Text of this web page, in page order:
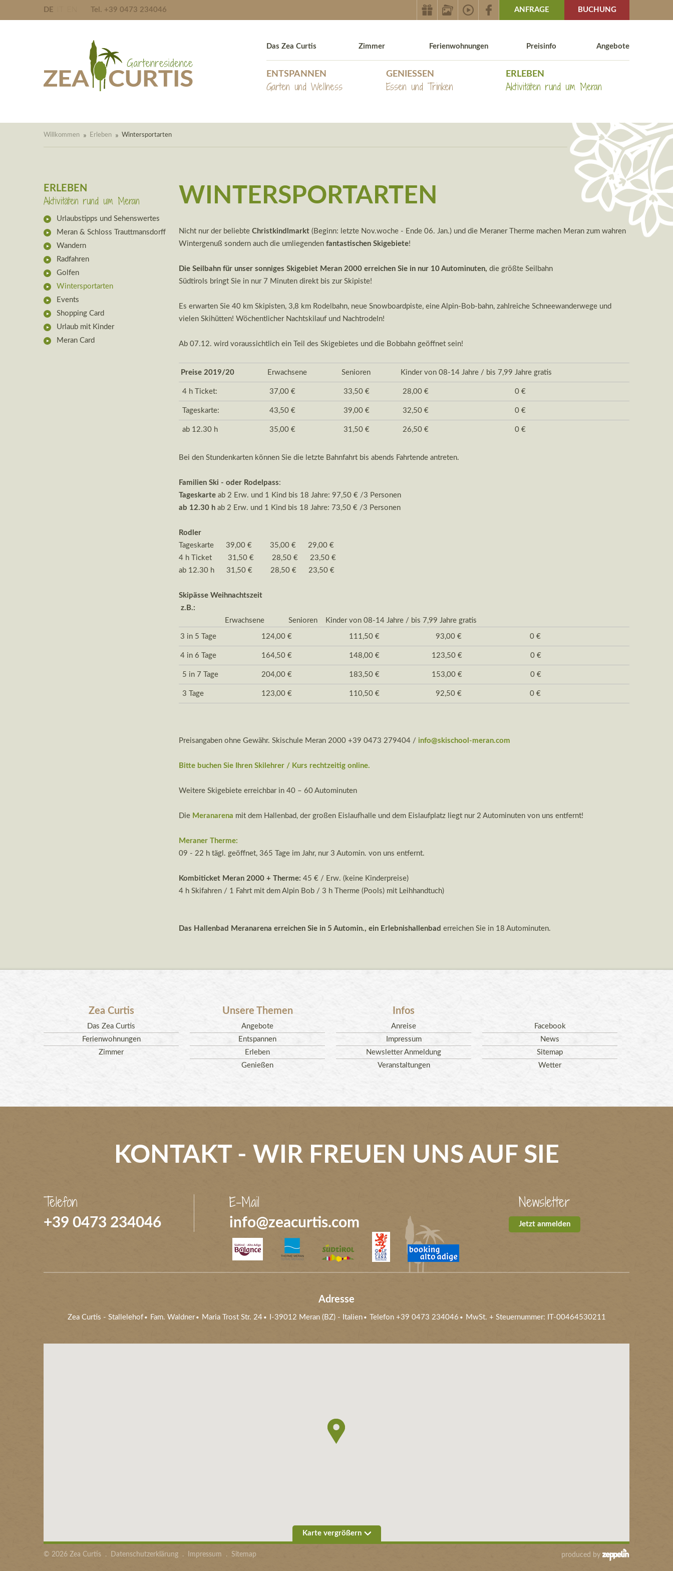
DE Tel. +39 0473 234046 BUCHUNG
ANFRAGE
Das Zea Curtis Zimmer Ferienwohnungen Preisinfo Angebote
ENTSPANNEN
Garten und Wellness
GENIESSEN
Essen und Trinken
ERLEBEN
Aktivitäten rund um Meran
Willkommen Erleben Wintersportarten
ERLEBEN
Aktivitäten rund um Meran
Urlaubstipps und Sehenswertes
Meran & Schloss Trauttmansdorff
Wandern
Radfahren
Golfen
Wintersportarten
Events
Shopping Card
Urlaub mit Kinder
Meran Card
WINTERSPORTARTEN
Nicht nur der beliebte Christkindlmarkt (Beginn: letzte Nov.woche - Ende 06. Jan.) und die Meraner Therme machen Meran zum wahren
Wintergenuß sondern auch die umliegenden fantastischen Skigebiete!
Die Seilbahn für unser sonniges Skigebiet Meran 2000 erreichen Sie in nur 10 Autominuten, die größte Seilbahn
Südtirols bringt Sie in nur 7 Minuten direkt bis zur Skipiste!
Es erwarten Sie 40 km Skipisten, 3,8 km Rodelbahn, neue Snowboardpiste, eine Alpin-Bob-bahn, zahlreiche Schneewanderwege und
vielen Skihütten! Wöchentlicher Nachtskilauf und Nachtrodeln!
Ab 07.12. wird voraussichtlich ein Teil des Skigebietes und die Bobbahn geöffnet sein!
Preise 2019/20 Erwachsene Senioren Kinder von 08-14 Jahre / bis 7,99 Jahre gratis
4 h Ticket: 37,00 € 33,50 € 28,00 € 0 €
Tageskarte: 43,50 € 39,00 € 32,50 € 0 €
ab 12.30 h 35,00 € 31,50 € 26,50 € 0 €
Bei den Stundenkarten können Sie die letzte Bahnfahrt bis abends Fahrtende antreten.
Familien Ski - oder Rodelpass:
Tageskarte ab 2 Erw. und 1 Kind bis 18 Jahre: 97,50 € /3 Personen
ab 12.30 h ab 2 Erw. und 1 Kind bis 18 Jahre: 73,50 € /3 Personen
Rodler
Tageskarte 39,00 € 35,00 € 29,00 €
4 h Ticket 31,50 € 28,50 € 23,50 €
ab 12.30 h 31,50 € 28,50 € 23,50 €
Skipässe Weihnachtszeit
z.B.:
Erwachsene Senioren Kinder von 08-14 Jahre / bis 7,99 Jahre gratis
3 in 5 Tage 124,00 € 111,50 € 93,00 € 0 €
4 in 6 Tage 164,50 € 148,00 € 123,50 € 0 €
5 in 7 Tage 204,00 € 183,50 € 153,00 € 0 €
3 Tage 123,00 € 110,50 € 92,50 € 0 €
Preisangaben ohne Gewähr. Skischule Meran 2000 +39 0473 279404 / info@skischool-meran.com
Bitte buchen Sie Ihren Skilehrer / Kurs rechtzeitig online.
Weitere Skigebiete erreichbar in 40 – 60 Autominuten
Die Meranarena mit dem Hallenbad, der großen Eislaufhalle und dem Eislaufplatz liegt nur 2 Autominuten von uns entfernt!
Meraner Therme:
09 - 22 h tägl. geöffnet, 365 Tage im Jahr, nur 3 Automin. von uns entfernt.
Kombiticket Meran 2000 + Therme: 45 € / Erw. (keine Kinderpreise)
4 h Skifahren / 1 Fahrt mit dem Alpin Bob / 3 h Therme (Pools) mit Leihhandtuch)
Das Hallenbad Meranarena erreichen Sie in 5 Automin., ein Erlebnishallenbad erreichen Sie in 18 Autominuten.
Zea Curtis
Das Zea Curtis
Ferienwohnungen
Zimmer
Unsere Themen
Angebote
Entspannen
Erleben
Genießen
Infos
Anreise
Facebook
Impressum
News
Newsletter Anmeldung
Sitemap
Veranstaltungen
Wetter
KONTAKT - WIR FREUEN UNS AUF SIE
Telefon
+39 0473 234046
E-Mail
info@zeacurtis.com
Newsletter
Jetzt anmelden
Adresse
Zea Curtis - Stallelehof Fam. Waldner Maria Trost Str. 24 I-39012 Meran (BZ)- Italien Telefon +39 0473 234046 MwSt. + Steuernummer: IT-00464530211
Karte vergrößern
© 2026 Zea Curtis . Datenschutzerklärung . Impressum . Sitemap produced by